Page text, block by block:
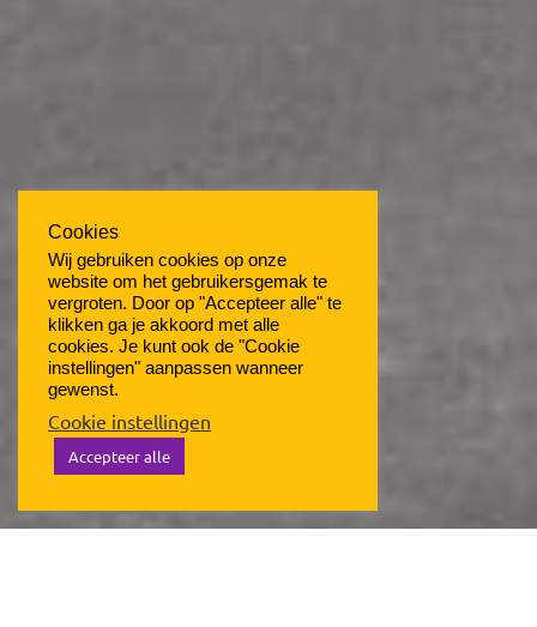
Cookies
Wij gebruiken cookies op onze
website om het gebruikersgemak te
vergroten. Door op "Accepteer alle" te
klikken ga je akkoord met alle
cookies. Je kunt ook de "Cookie
instellingen" aanpassen wanneer
gewenst.
Cookie instellingen
Accepteer alle